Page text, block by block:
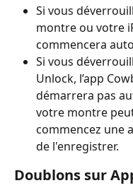
Si vous
montre ou votre
commencera
Si vous
Unlock, l’app
démarrera pas
votre montre
commencez une
de l'enregistrer.
Doublons sur